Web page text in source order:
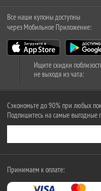
Все наши купоны доступны
через Мобильное Приложение:
Ищите скидки
не выходя из чата:
Сэкономьте до 90% при любых
Подпишитесь на самые выгодные
Принимаем к оплате: